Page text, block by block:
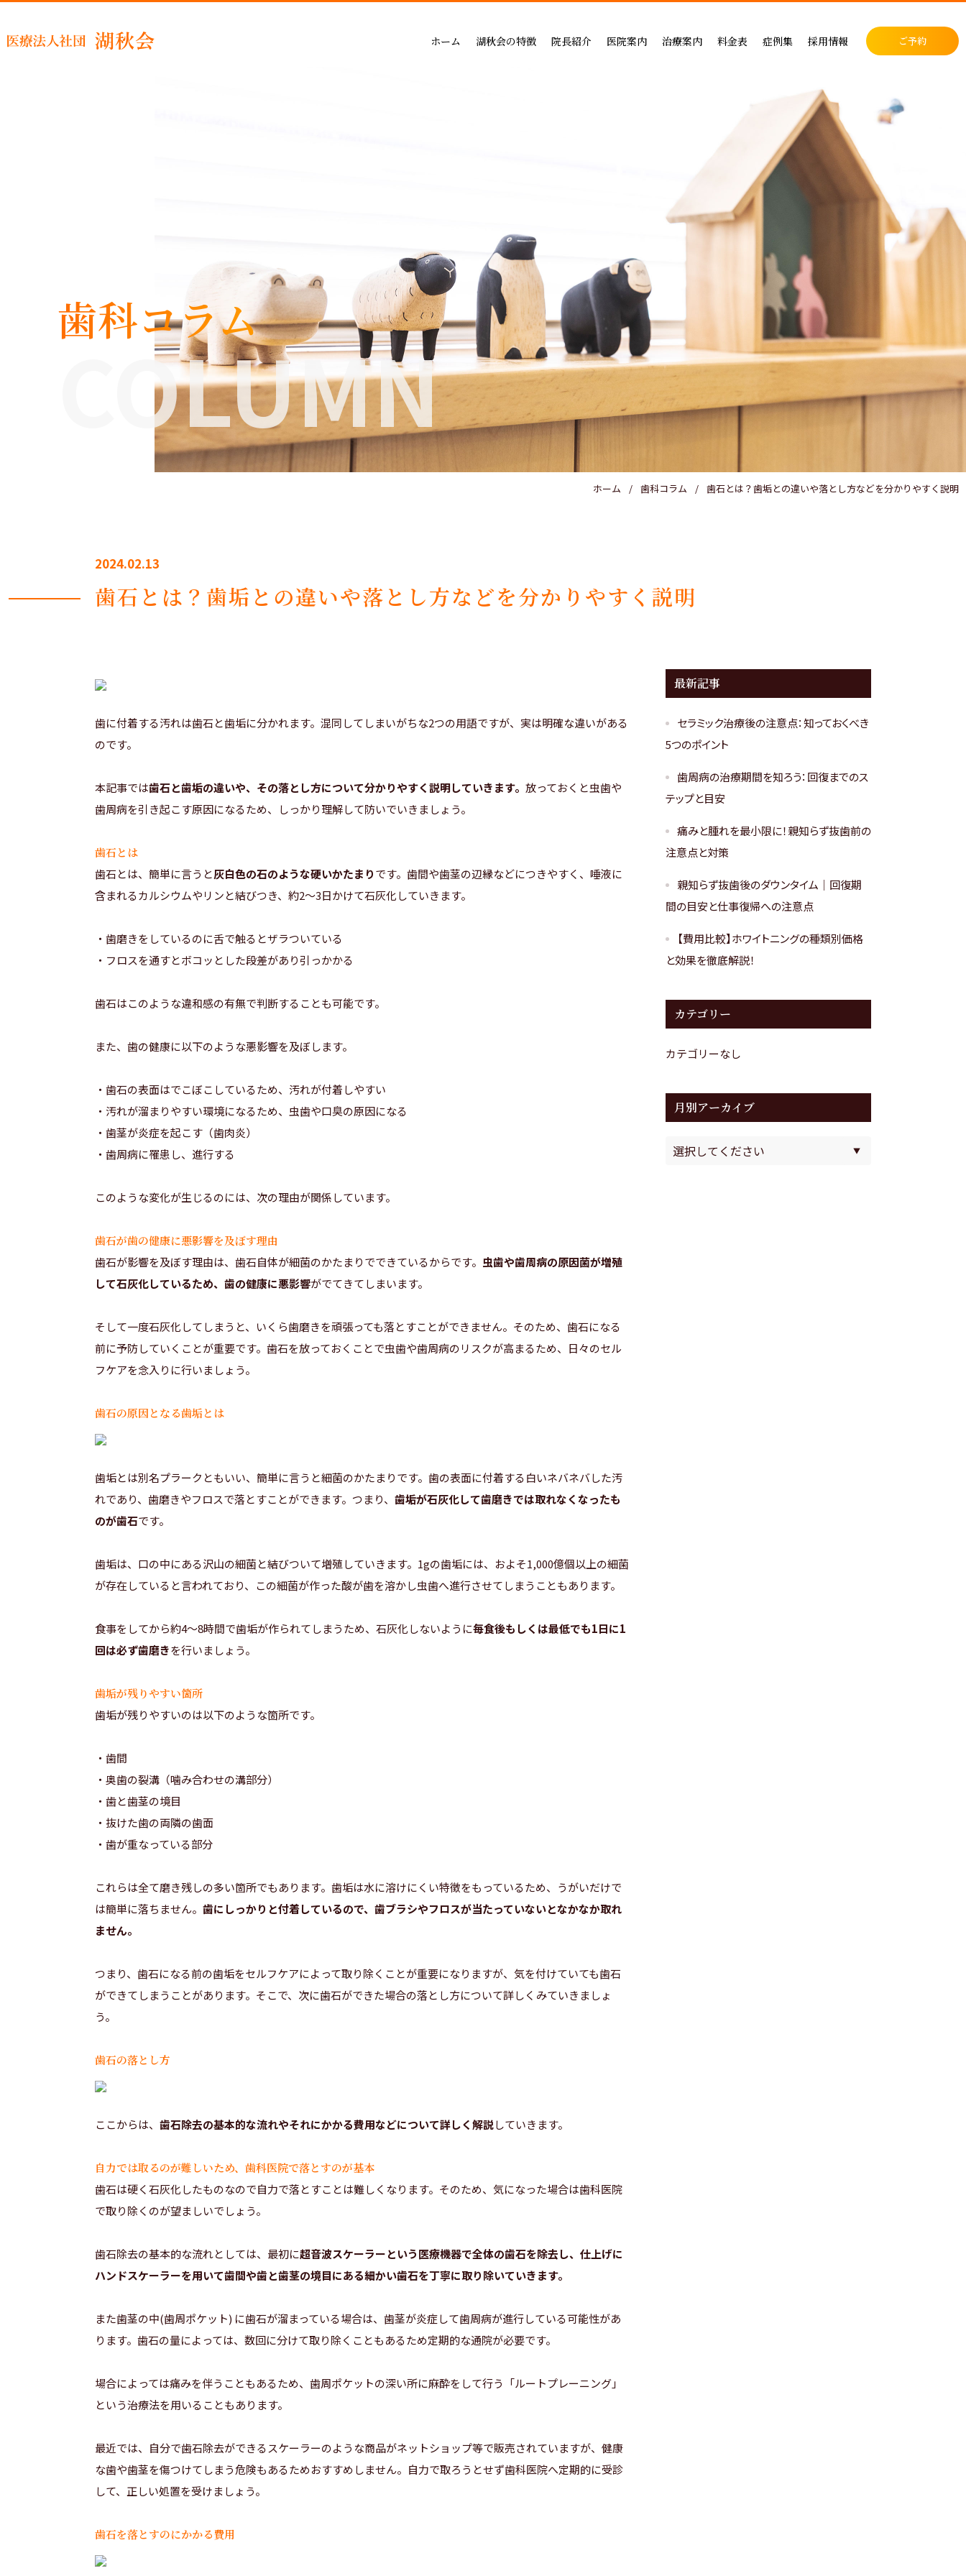
ホーム 湖秋会の特徴 院長紹介 医院案内 治療案内
成人矯正
小児矯正
ホワイトニング
顎関節・噛み合わせ
睡眠時無呼吸症：マウスピースによる治療
料金表
セラミックによる治療の料金表
ホワイトニングの料金表
歯周病治療の料金表
入れ歯治療の料金表
予防治療の料金表
顎関節・噛み合わせ治療の料金表
症例集
セラミック治療
インプラント治療
矯正治療
採用情報 ご予約
三鷹公園通り歯科・矯正歯科
インプラントによる治療
成人矯正
矯正治療の料金
医療費控除
セラミック治療
矯正治療
歯科コラム
COLUMN
ホーム 歯科コラム 歯石とは？歯垢との違いや落とし方などを分かりやすく説明
2024.02.13
歯石とは？歯垢との違いや落とし方などを分かりやすく説明
歯に付着する汚れは歯石と歯垢に分かれます。混同してしまいがちな2つの用語ですが、実は明確な違いがある
のです。
本記事では歯石と歯垢の違いや、その落とし方について分かりやすく説明していきます。 放っておくと虫歯や
歯周病を引き起こす原因になるため、しっかり理解して防いでいきましょう。
歯石とは
歯石とは、簡単に言うと灰白色の石のような硬いかたまりです。歯間や歯茎の辺縁などにつきやすく、唾液に
含まれるカルシウムやリンと結びつき、約2～3日かけて石灰化していきます。
・歯磨きをしているのに舌で触るとザラついている
・フロスを通すとボコッとした段差があり引っかかる
歯石はこのような違和感の有無で判断することも可能です。
また、歯の健康に以下のような悪影響を及ぼします。
・歯石の表面はでこぼこしているため、汚れが付着しやすい
・汚れが溜まりやすい環境になるため、虫歯や口臭の原因になる
・歯茎が炎症を起こす（歯肉炎）
・歯周病に罹患し、進行する
このような変化が生じるのには、次の理由が関係しています。
歯石が歯の健康に悪影響を及ぼす理由
歯石が影響を及ぼす理由は、歯石自体が細菌のかたまりでできているからです。 虫歯や歯周病の原因菌が増殖
して石灰化しているため、歯の健康に悪影響がでてきてしまいます。
そして一度石灰化してしまうと、いくら歯磨きを頑張っても落とすことができません。そのため、歯石になる
前に予防していくことが重要です。歯石を放っておくことで虫歯や歯周病のリスクが高まるため、日々のセル
フケアを念入りに行いましょう。
歯石の原因となる歯垢とは
歯垢とは別名プラークともいい、簡単に言うと細菌のかたまりです。歯の表面に付着する白いネバネバした汚
れであり、歯磨きやフロスで落とすことができます。つまり、 歯垢が石灰化して歯磨きでは取れなくなったも
のが歯石です。
歯垢は、口の中にある沢山の細菌と結びついて増殖していきます。1gの歯垢には、およそ1,000億個以上の細菌
が存在していると言われており、この細菌が作った酸が歯を溶かし虫歯へ進行させてしまうこともあります。
食事をしてから約4～8時間で歯垢が作られてしまうため、石灰化しないように毎食後もしくは最低でも1日に1
回は必ず歯磨きを行いましょう。
歯垢が残りやすい箇所
歯垢が残りやすいのは以下のような箇所です。
・歯間
・奥歯の裂溝（噛み合わせの溝部分）
・歯と歯茎の境目
・抜けた歯の両隣の歯面
・歯が重なっている部分
これらは全て磨き残しの多い箇所でもあります。歯垢は水に溶けにくい特徴をもっているため、うがいだけで
は簡単に落ちません。 歯にしっかりと付着しているので、歯ブラシやフロスが当たっていないとなかなか取れ
ません。
つまり、歯石になる前の歯垢をセルフケアによって取り除くことが重要になりますが、気を付けていても歯石
ができてしまうことがあります。そこで、次に歯石ができた場合の落とし方について詳しくみていきましょ
う。
歯石の落とし方
ここからは、 歯石除去の基本的な流れやそれにかかる費用などについて詳しく解説していきます。
自力では取るのが難しいため、歯科医院で落とすのが基本
歯石は硬く石灰化したものなので自力で落とすことは難しくなります。そのため、気になった場合は歯科医院
で取り除くのが望ましいでしょう。
歯石除去の基本的な流れとしては、最初に超音波スケーラーという医療機器で全体の歯石を除去し、仕上げに
ハンドスケーラーを用いて歯間や歯と歯茎の境目にある細かい歯石を丁寧に取り除いていきます。
また歯茎の中(歯周ポケット) に歯石が溜まっている場合は、歯茎が炎症して歯周病が進行している可能性があ
ります。歯石の量によっては、数回に分けて取り除くこともあるため定期的な通院が必要です。
場合によっては痛みを伴うこともあるため、歯周ポケットの深い所に麻酔をして行う「ルートプレーニング」
という治療法を用いることもあります。
最近では、自分で歯石除去ができるスケーラーのような商品がネットショップ等で販売されていますが、健康
な歯や歯茎を傷つけてしまう危険もあるためおすすめしません。自力で取ろうとせず歯科医院へ定期的に受診
して、正しい処置を受けましょう。
歯石を落とすのにかかる費用
最新記事
セラミック治療後の注意点：知っておくべき
5つのポイント
歯周病の治療期間を知ろう：回復までのス
テップと目安
痛みと腫れを最小限に！親知らず抜歯前の
注意点と対策
親知らず抜歯後のダウンタイム｜回復期
間の目安と仕事復帰への注意点
【費用比較】ホワイトニングの種類別価格
と効果を徹底解説！
カテゴリー
カテゴリーなし
月別アーカイブ